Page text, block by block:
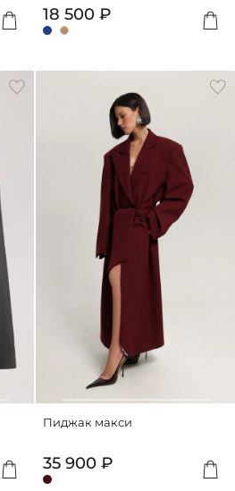
18 500 ₽
Пиджак макси
35 900 ₽